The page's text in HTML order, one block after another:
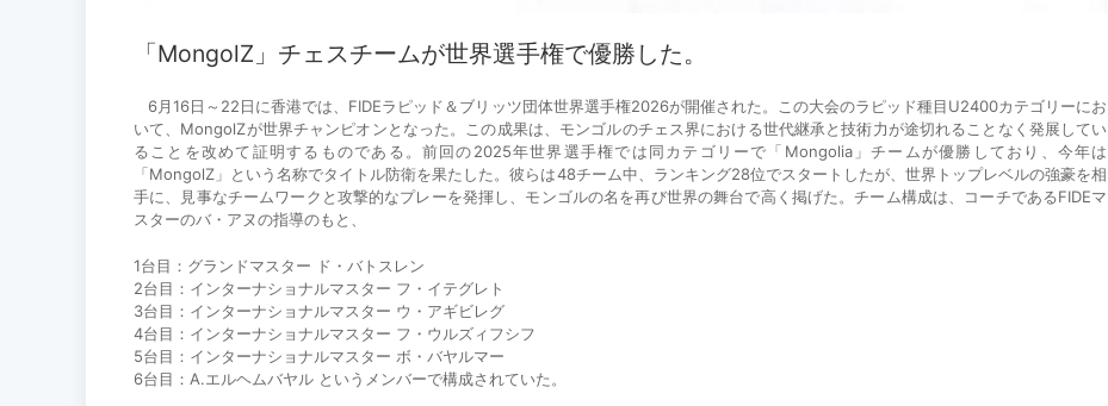
「MongolZ」チェスチームが世界選手権で優勝した。
6月16日～22日に香港では、FIDEラピッド＆ブリッツ団体世界選手権2026が開催された。この大会のラピッド種目U2400カテゴリーにお
いて、MongolZが世界チャンピオンとなった。この成果は、モンゴルのチェス界における世代継承と技術力が途切れることなく発展してい
ることを改めて証明するものである。前回の2025年世界選手権では同カテゴリーで「Mongolia」チームが優勝しており、今年は
「MongolZ」という名称でタイトル防衛を果たした。彼らは48チーム中、ランキング28位でスタートしたが、世界トップレベルの強豪を相
手に、見事なチームワークと攻撃的なプレーを発揮し、モンゴルの名を再び世界の舞台で高く掲げた。チーム構成は、コーチであるFIDEマ
スターのバ・アヌの指導のもと、
1台目：グランドマスター ド・バトスレン
2台目：インターナショナルマスター フ・イテグレト
3台目：インターナショナルマスター ウ・アギビレグ
4台目：インターナショナルマスター フ・ウルズィフシフ
5台目：インターナショナルマスター ボ・バヤルマー
6台目：A.エルヘムバヤル というメンバーで構成されていた。